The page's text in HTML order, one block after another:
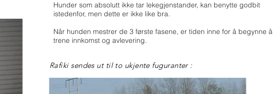
Hunder som absolutt ikke tar lekegjenstander, kan benytte godbit
istedenfor, men dette er ikke like bra.
Når hunden mestrer de 3 første fasene, er tiden inne for å begynne å
trene innkomst og avlevering.
Rafiki sendes ut til to ukjente fuguranter :